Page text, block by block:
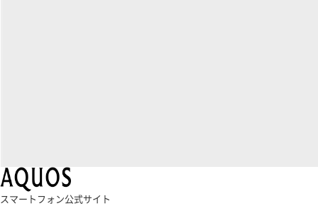
スマートフォン公式サイト